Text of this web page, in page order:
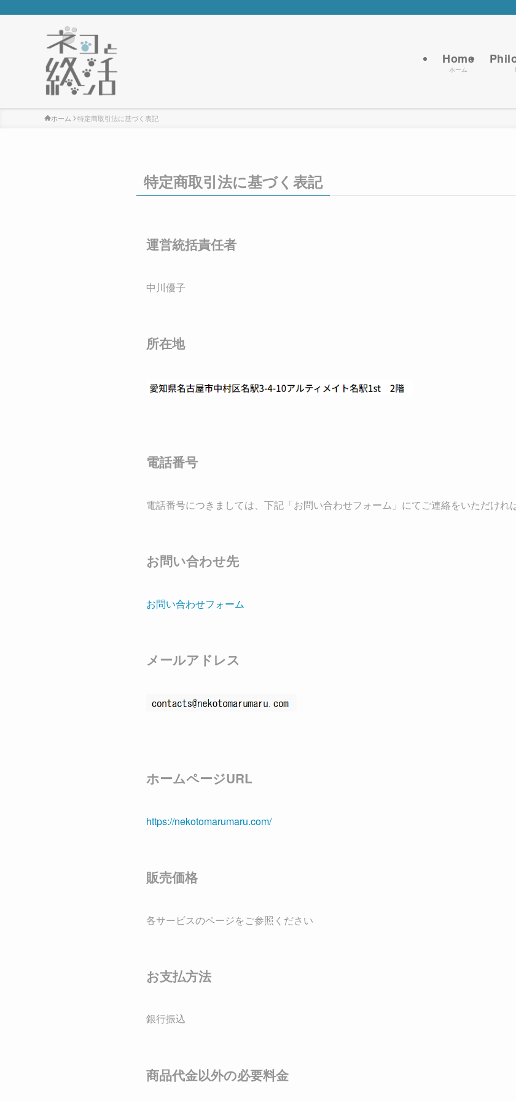
Home
ホーム
ホーム 特定商取引法に基づく表記
特定商取引法に基づく表記
運営統括責任者
中川優子
所在地
電話番号
電話番号につきましては、下記「お問い合わせフォーム」にてご連絡をいただけれ
お問い合わせ先
お問い合わせフォーム
メールアドレス
ホームページURL
https://nekotomarumaru.com/
販売価格
各サービスのページをご参照ください
お支払方法
銀行振込
商品代金以外の必要料金